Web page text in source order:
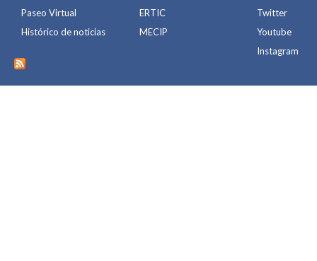
Paseo Virtual
Histórico de noticias
ERTIC
MECIP
Twitter
Youtube
Instagram